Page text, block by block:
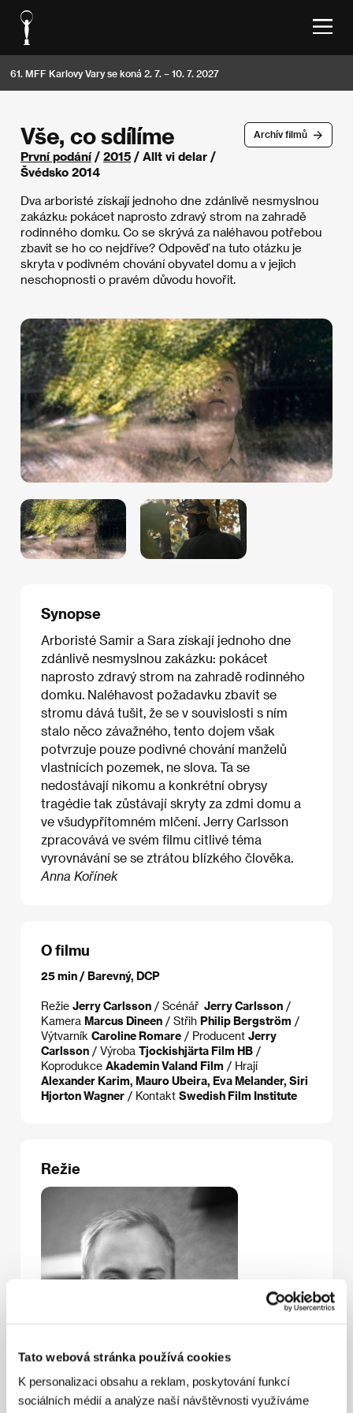
Tato webová stránka používá cookies
K personalizaci obsahu a reklam, poskytování funkcí
sociálních médií a analýze naší návštěvnosti využíváme
61. MFF Karlovy Vary se koná 2. 7. – 10. 7. 2027
Archív filmů
Vše, co sdílíme
První podání/ 2015 / Allt vi delar /
Švédsko 2014
Dva arboristé získají jednoho dne zdánlivě nesmyslnou
zakázku: pokácet naprosto zdravý strom na zahradě
rodinného domku. Co se skrývá za naléhavou potřebou
zbavit se ho co nejdříve? Odpověď na tuto otázku je
skryta v podivném chování obyvatel domu a v jejich
neschopnosti o pravém důvodu hovořit.
Synopse
Arboristé Samir a Sara získají jednoho dne
zdánlivě nesmyslnou zakázku: pokácet
naprosto zdravý strom na zahradě rodinného
domku. Naléhavost požadavku zbavit se
stromu dává tušit, že se v souvislosti s ním
stalo něco závažného, tento dojem však
potvrzuje pouze podivné chování manželů
vlastnících pozemek, ne slova. Ta se
nedostávají nikomu a konkrétní obrysy
tragédie tak zůstávají skryty za zdmi domu a
ve všudypřítomném mlčení. Jerry Carlsson
zpracovává ve svém filmu citlivé téma
vyrovnávání se se ztrátou blízkého člověka.
Anna Kořínek
O filmu
25 min / Barevný, DCP
Režie Jerry Carlsson / Scénář Jerry Carlsson /
Kamera Marcus Dineen / Střih Philip Bergström /
Výtvarník Caroline Romare / Producent Jerry
Carlsson / Výroba Tjockishjärta Film HB /
Koprodukce Akademin Valand Film / Hrají
Alexander Karim, Mauro Ubeira, Eva Melander, Siri
Hjorton Wagner / Kontakt Swedish Film Institute
Režie